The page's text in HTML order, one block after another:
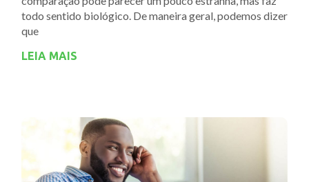
todo sentido biológico. De maneira geral, podemos dizer
que
LEIA MAIS